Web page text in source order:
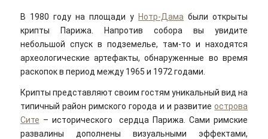
В 1980 году на площади у Нотр-Дама были открыты
крипты Парижа. Напротив собора вы увидите
небольшой спуск в подземелье, там-то и находятся
археологические артефакты, обнаруженные во время
раскопок в период между 1965 и 1972 годами.
Крипты представляют своим гостям уникальный вид на
типичный район римского города и и развитиеострова
Сите – исторического сердца Парижа. Сами римские
развалины дополнены визуальными эффектами,